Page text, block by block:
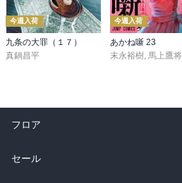
今週入荷
九条の大罪（１７）
真鍋昌平
今週入荷
あかね噺 23
末永裕樹, 馬上鷹将
フロア
総合
セール